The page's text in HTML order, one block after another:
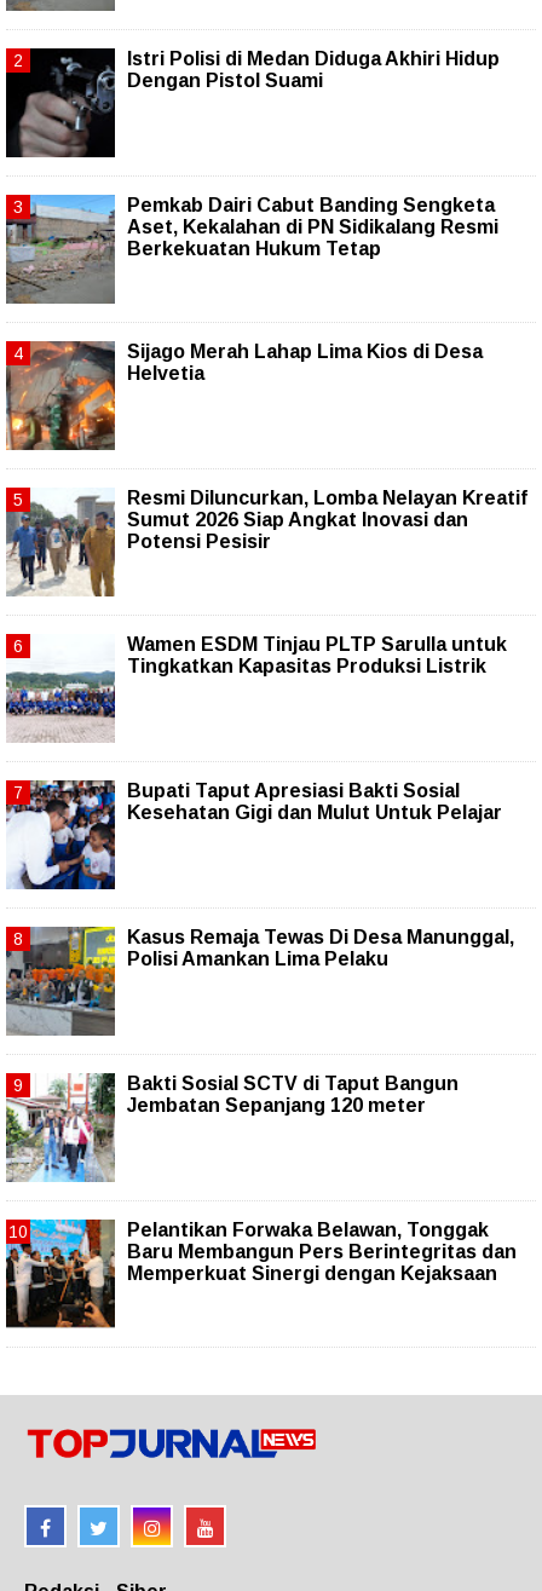
Istri Polisi di Medan Diduga Akhiri Hidup
Dengan Pistol Suami
Pemkab Dairi Cabut Banding Sengketa
Aset, Kekalahan di PN Sidikalang Resmi
Berkekuatan Hukum Tetap
Sijago Merah Lahap Lima Kios di Desa
Helvetia
Resmi Diluncurkan, Lomba Nelayan Kreatif
Sumut 2026 Siap Angkat Inovasi dan
Potensi Pesisir
Wamen ESDM Tinjau PLTP Sarulla untuk
Tingkatkan Kapasitas Produksi Listrik
Bupati Taput Apresiasi Bakti Sosial
Kesehatan Gigi dan Mulut Untuk Pelajar
Kasus Remaja Tewas Di Desa Manunggal,
Polisi Amankan Lima Pelaku
Bakti Sosial SCTV di Taput Bangun
Jembatan Sepanjang 120 meter
Pelantikan Forwaka Belawan, Tonggak
Baru Membangun Pers Berintegritas dan
Memperkuat Sinergi dengan Kejaksaan